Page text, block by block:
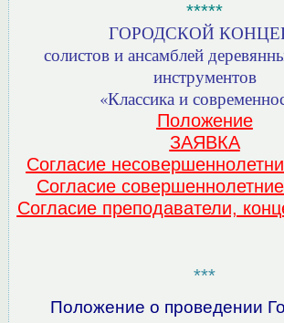
*****
ГОРОДСКОЙ
солистов и ансамблей
инструментов
«Классика и
Положение
ЗАЯВКА
Согласие
Согласие
Согласие преподаватели,
***
Положение о проведении